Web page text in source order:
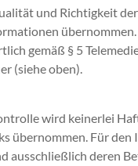
und Richtigkeit der
übernommen.
gemäß § 5
(siehe oben).
wird keinerlei
übernommen. Für den
ausschließlich deren